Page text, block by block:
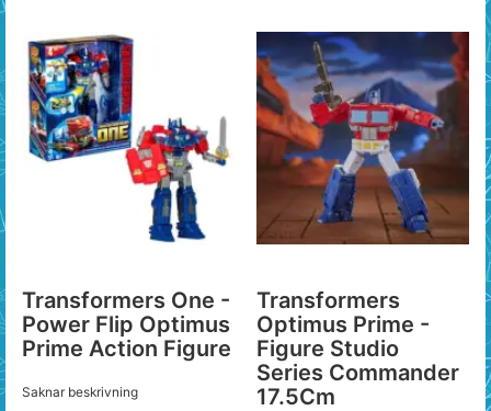
Transformers One -
Power Flip Optimus
Prime Action Figure
Saknar beskrivning
Transformers
Optimus Prime -
Figure Studio
Series Commander
17.5Cm